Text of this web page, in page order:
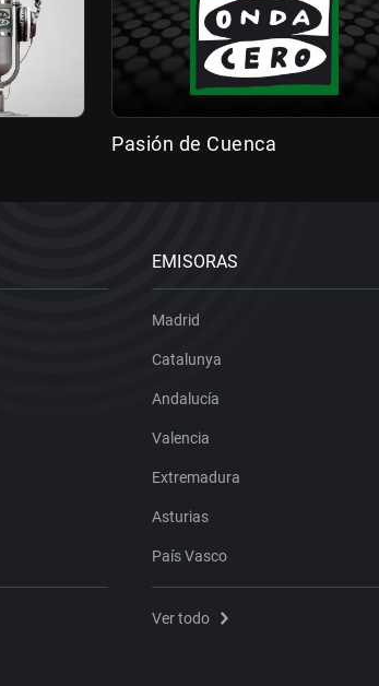
Pasión de Cuenca
EMISORAS
Madrid
Catalunya
Andalucía
Valencia
Extremadura
Asturias
País Vasco
Ver todo